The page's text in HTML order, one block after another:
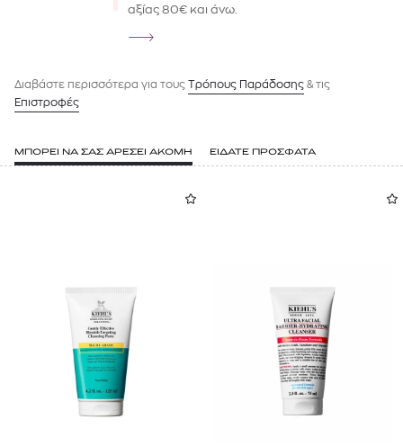
αξίας 80€ και άνω.
Διαβάστε περισσότερα για τους Tρόπους Παράδοσης & τις
Επιστροφές
ΜΠΟΡΕΙ ΝΑ ΣΑΣ ΑΡΕΣΕΙ ΑΚΟΜΗ ΕΙΔΑΤΕ ΠΡΟΣΦΑΤΑ